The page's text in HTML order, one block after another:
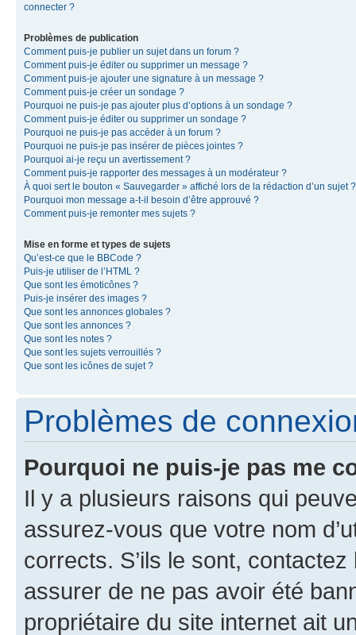
connecter ?
Problèmes de publication
Comment puis-je publier un sujet dans un forum ?
Comment puis-je éditer ou supprimer un message ?
Comment puis-je ajouter une signature à un message ?
Comment puis-je créer un sondage ?
Pourquoi ne puis-je pas ajouter plus d’options à un sondage ?
Comment puis-je éditer ou supprimer un sondage ?
Pourquoi ne puis-je pas accéder à un forum ?
Pourquoi ne puis-je pas insérer de pièces jointes ?
Pourquoi ai-je reçu un avertissement ?
Comment puis-je rapporter des messages à un modérateur ?
À quoi sert le bouton « Sauvegarder » affiché lors de la rédaction d’un sujet ?
Pourquoi mon message a-t-il besoin d’être approuvé ?
Comment puis-je remonter mes sujets ?
Mise en forme et types de sujets
Qu’est-ce que le BBCode ?
Puis-je utiliser de l’HTML ?
Que sont les émoticônes ?
Puis-je insérer des images ?
Que sont les annonces globales ?
Que sont les annonces ?
Que sont les notes ?
Que sont les sujets verrouillés ?
Que sont les icônes de sujet ?
Problèmes de
Pourquoi ne puis-je pas me
Il y a plusieurs raisons qui
assurez-vous que votre nom
corrects. S’ils le sont,
assurer de ne pas avoir été
propriétaire du site internet ait